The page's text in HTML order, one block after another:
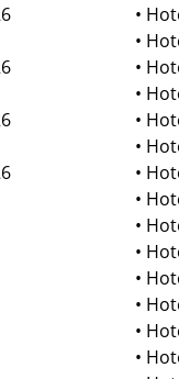
•
•
•
•
•
•
•
•
•
•
•
•
•
•